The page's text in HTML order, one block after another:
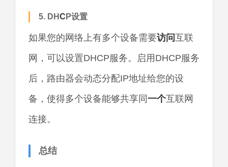
5. DHC P设置
如果您的网络上有多个设备需要访问互联
网，可以设置DHCP服务。启用DHCP服务
后，路由器会动态分配IP地址给您的设
备，使得多个设备能够共享同 一个互联网
连接。
总结